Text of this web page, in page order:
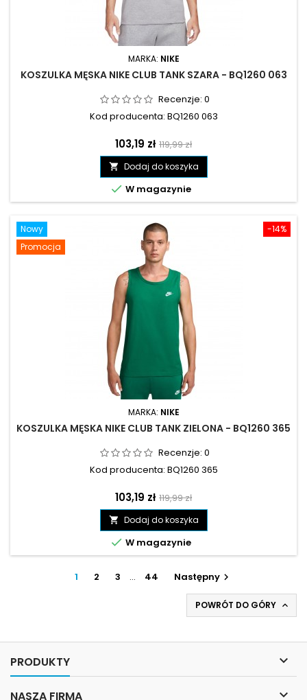
MARKA: NIKE
KOSZULKA MĘSKA NIKE CLUB TANK SZARA - BQ1260 063
Recenzje: 0
Kod producenta: BQ1260 063
Cena
103,19 zł Cena
podstawowa
119,99 zł
 Dodaj do koszyka
 W magazynie
-14%
Nowy
Promocja
MARKA: NIKE
KOSZULKA MĘSKA NIKE CLUB TANK ZIELONA - BQ1260 365
Recenzje: 0
Kod producenta: BQ1260 365
Cena
103,19 zł Cena
podstawowa
119,99 zł
 Dodaj do koszyka
 W magazynie
1 2 3 … 44 Następny 
POWRÓT DO GÓRY 
PRODUKTY 
NASZA FIRMA 